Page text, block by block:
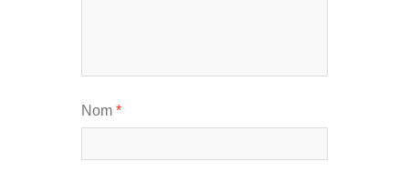
Nom *